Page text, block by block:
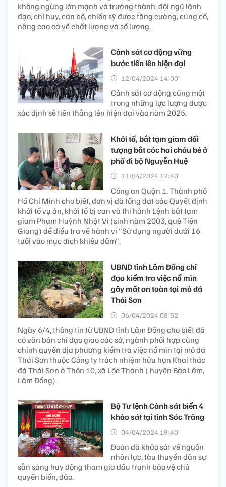
không ngừng lớn mạnh và trưởng thành, đội ngũ lãnh
đạo, chỉ huy, cán bộ, chiến sỹ được tăng cường, củng cố,
nâng cao cả về chất lượng và số lượng.
Cảnh sát cơ động vững
bước tiến lên hiện đại
12/04/2024 14:00’
Cảnh sát cơ động cũng một
trong những lực lượng được
xác định sẽ tiến thẳng lên hiện đại vào năm 2025.
Khởi tố, bắt tạm giam đối
tượng bắt cóc hai cháu bé ở
phố đi bộ Nguyễn Huệ
11/04/2024 12:40’
Công an Quận 1, Thành phố
Hồ Chí Minh cho biết, đơn vị đã tống đạt các Quyết định
khởi tố vụ án, khởi tố bị can và thi hành Lệnh bắt tạm
giam Phạm Huỳnh Nhật Vi (sinh năm 2003, quê Tiền
Giang) để điều tra về hành vi "Sử dụng người dưới 16
tuổi vào mục đích khiêu dâm".
UBND tỉnh Lâm Đồng chỉ
đạo kiểm tra việc nổ mìn
gây mất an toàn tại mỏ đá
Thái Sơn
06/04/2024 08:52’
Ngày 6/4, thông tin từ UBND tỉnh Lâm Đồng cho biết đã
có văn bản chỉ đạo giao các sở, ngành phối hợp cùng
chính quyền địa phương kiểm tra việc nổ mìn tại mỏ đá
Thái Sơn thuộc Công ty trách nhiệm hữu hạn Khai thác
đá Thái Sơn ở Thôn 10, xã Lộc Thành ( huyện Bảo Lâm,
Lâm Đồng).
Bộ Tư lệnh Cảnh sát biển 4
khảo sát tại tỉnh Sóc Trăng
04/04/2024 19:40’
Đoàn đã khảo sát về nguồn
nhân lực, tàu thuyền dân sự
sẵn sàng huy động tham gia đấu tranh bảo vệ chủ
quyền biển, đảo.